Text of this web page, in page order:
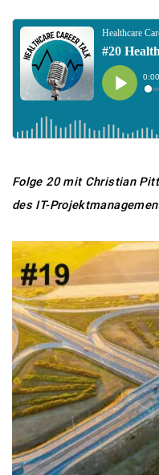
Folge 20 mit Christian
des IT-